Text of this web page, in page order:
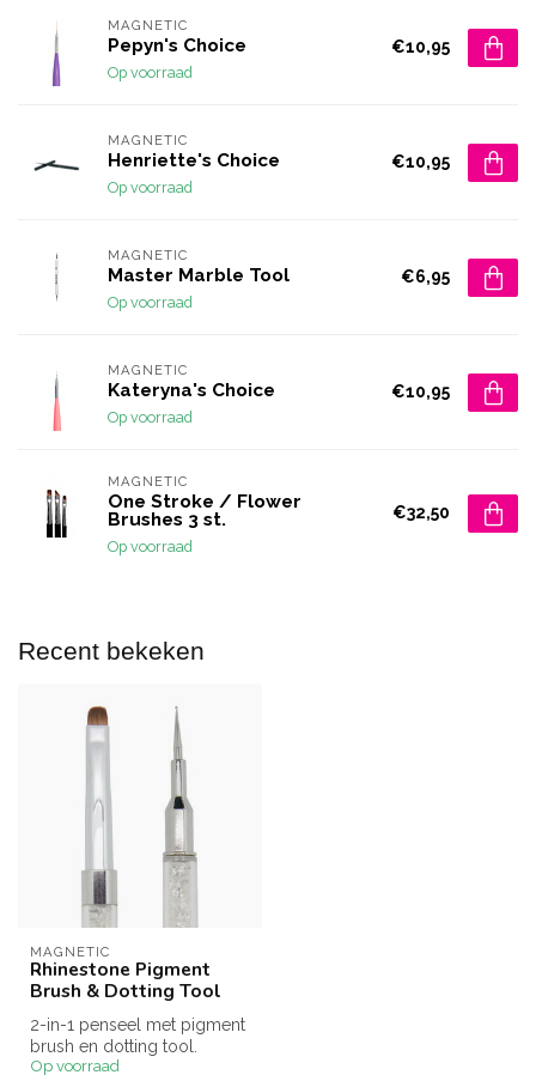
MAGNETIC
Pepyn's Choice
Op voorraad
€10,95
MAGNETIC
Henriette's Choice
Op voorraad
€10,95
MAGNETIC
Master Marble Tool
Op voorraad
€6,95
MAGNETIC
Kateryna's Choice
Op voorraad
€10,95
MAGNETIC
One Stroke / Flower
Brushes 3 st.
Op voorraad
€32,50
Recent bekeken
MAGNETIC
Rhinestone Pigment
Brush & Dotting Tool
2-in-1 penseel met pigment
brush en dotting tool.
Op voorraad